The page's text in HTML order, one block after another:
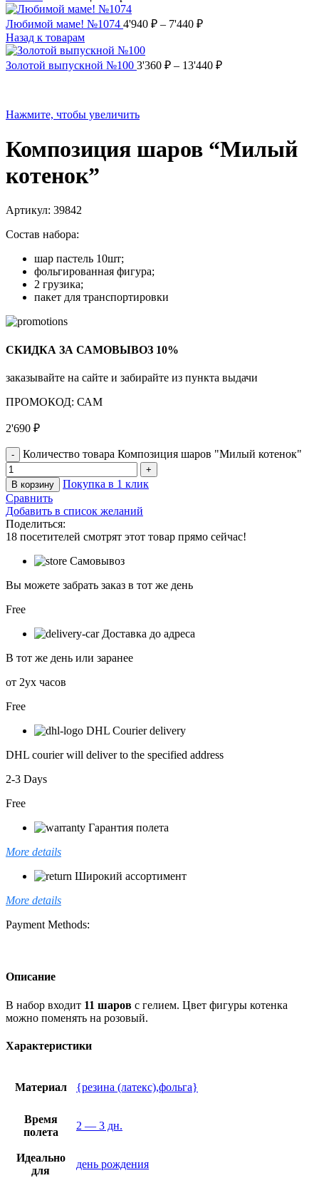
Любимой маме! №1074 4'940 ₽ – 7'440 ₽
Назад к товарам
Золотой выпускной №100 3'360 ₽ – 13'440 ₽
Нажмите, чтобы увеличить
Композиция шаров “Милый
котенок”
Артикул: 39842
Состав набора:
шар пастель 10шт;
фольгированная фигура;
2 грузика;
пакет для транспортировки
СКИДКА ЗА САМОВЫВОЗ 10%
заказывайте на сайте и забирайте из пункта выдачи
ПРОМОКОД: САМ
2'690 ₽
Количество товара Композиция шаров "Милый котенок"
В корзину
Покупка в 1 клик
Сравнить
Добавить в список желаний
Поделиться:
18 посетителей смотрят этот товар прямо сейчас!
Самовывоз
Вы можете забрать заказ в тот же день
Free
Доставка до адреса
В тот же день или заранее
от 2ух часов
Free
DHL Courier delivery
DHL courier will deliver to the specified address
2-3 Days
Free
Гарантия полета
More details
Широкий ассортимент
More details
Payment Methods:
Описание
В набор входит 11 шаров с гелием. Цвет фигуры котенка
можно поменять на розовый.
Характеристики
Материал {резина (латекс),фольга}
Время
полета
2 — 3 дн.
Идеально
для
день рождения